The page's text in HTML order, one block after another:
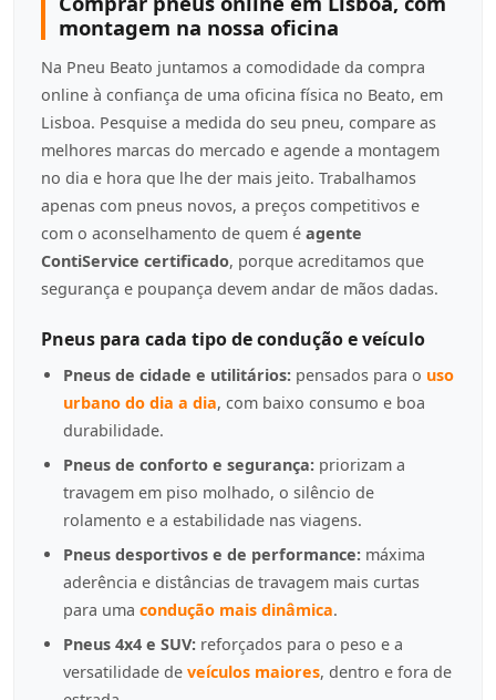
montagem na nossa oficina
Na Pneu Beato juntamos a comodidade da compra
online à confiança de uma oficina física no Beato, em
Lisboa. Pesquise a medida do seu pneu, compare as
melhores marcas do mercado e agende a montagem
no dia e hora que lhe der mais jeito. Trabalhamos
apenas com pneus novos, a preços competitivos e
com o aconselhamento de quem é agente
ContiService certificado, porque acreditamos que
segurança e poupança devem andar de mãos dadas.
Pneus para cada tipo de condução e veículo
Pneus de cidade e utilitários: pensados para o uso
urbano do dia a dia, com baixo consumo e boa
durabilidade.
Pneus de conforto e segurança: priorizam a
travagem em piso molhado, o silêncio de
rolamento e a estabilidade nas viagens.
Pneus desportivos e de performance: máxima
aderência e distâncias de travagem mais curtas
para uma condução mais dinâmica.
Pneus 4x4 e SUV: reforçados para o peso e a
versatilidade de veículos maiores, dentro e fora de